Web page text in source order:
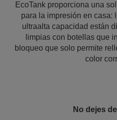
EcoTank proporciona una
para la impresión en casa:
ultraalta capacidad están
limpias con botellas que
bloqueo que solo permite
color
No dejes